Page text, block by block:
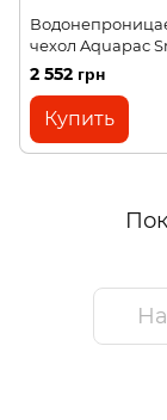
чехол Aquapac
PRO Case black
2 552 грн
Купить